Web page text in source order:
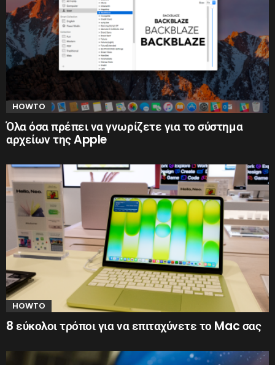
HOWTO
Όλα όσα πρέπει να γνωρίζετε για το σύστημα
αρχείων της Apple
HOWTO
8 εύκολοι τρόποι για να επιταχύνετε το Mac σας